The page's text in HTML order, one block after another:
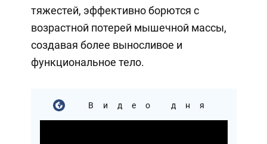
тяжестей, эффективно борются с
возрастной потерей мышечной массы,
создавая более выносливое и
функциональное тело.
Видео дня